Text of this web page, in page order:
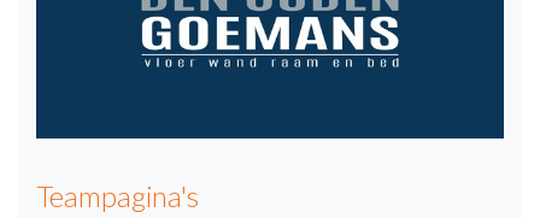
Teampagina's